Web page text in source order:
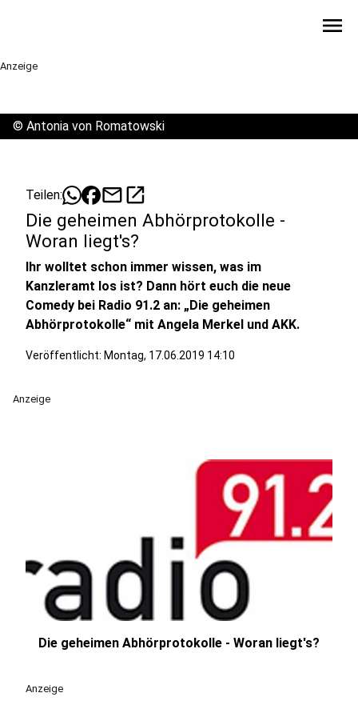
menu
Anzeige
© Antonia von Romatowski
Teilen: mailopen_in_new
Die geheimen Abhörprotokolle -
Woran liegt's?
Ihr wolltet schon immer wissen, was im
Kanzleramt los ist? Dann hört euch die neue
Comedy bei Radio 91.2 an: „Die geheimen
Abhörprotokolle“ mit Angela Merkel und AKK.
Veröffentlicht: Montag, 17.06.2019 14:10
Anzeige
Die geheimen Abhörprotokolle - Woran liegt's?
Anzeige